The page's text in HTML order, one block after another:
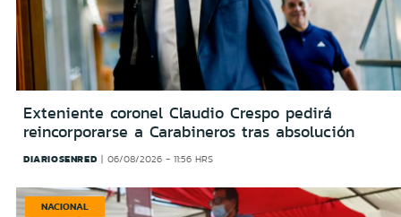
Exteniente coronel Claudio Crespo pedirá
reincorporarse a Carabineros tras absolución
DIARIOSENRED 06/08/2026 - 11:56 HRS
NACIONAL